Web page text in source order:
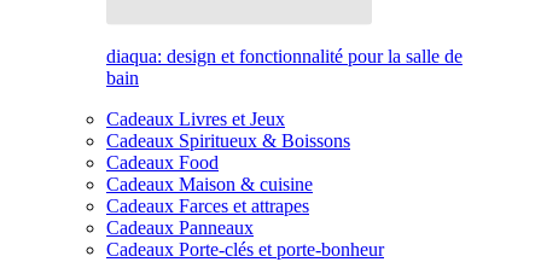
diaqua: design et fonctionnalité pour la salle de
bain
Cadeaux Livres et Jeux
Cadeaux Spiritueux & Boissons
Cadeaux Food
Cadeaux Maison & cuisine
Cadeaux Farces et attrapes
Cadeaux Panneaux
Cadeaux Porte-clés et porte-bonheur